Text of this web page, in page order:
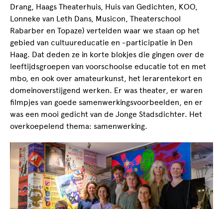
Drang, Haags Theaterhuis, Huis van Gedichten, KOO,
Lonneke van Leth Dans, Musicon, Theaterschool
Rabarber en Topaze) vertelden waar we staan op het
gebied van cultuureducatie en -participatie in Den
Haag. Dat deden ze in korte blokjes die gingen over de
leeftijdsgroepen van voorschoolse educatie tot en met
mbo, en ook over amateurkunst, het lerarentekort en
domeinoverstijgend werken. Er was theater, er waren
filmpjes van goede samenwerkingsvoorbeelden, en er
was een mooi gedicht van de Jonge Stadsdichter. Het
overkoepelend thema: samenwerking.